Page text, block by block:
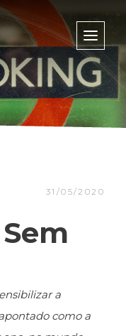
Toggle
31/05/2020
a
como a